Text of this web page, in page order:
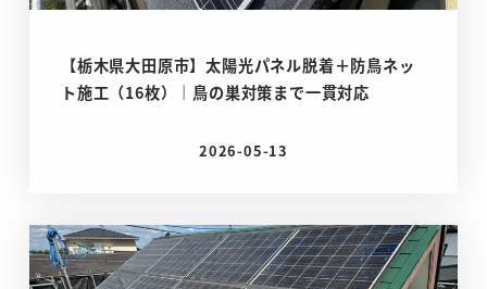
【栃木県大田原市】太陽光パネル脱着＋防鳥ネッ
ト施工（16枚）｜鳥の巣対策まで一貫対応
投稿日
2026-05-13